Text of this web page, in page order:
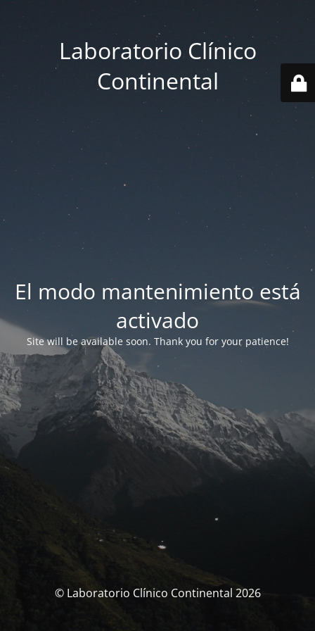
Laboratorio Clínico
Continental
El modo mantenimiento está
activado
Site will be available soon. Thank you for your patience!
© Laboratorio Clínico Continental 2026